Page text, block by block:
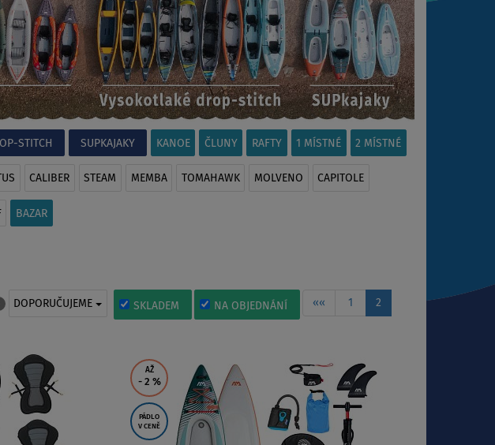
STITCH SUPKAJAKY KANOE ČLUNY RAFTY 1 MÍSTNÉ 2 MÍSTNÉ
CALIBER STEAM MEMBA TOMAHAWK MOLVENO CAPITOLE
BAZAR
«« 1 2
DOPORUČUJEME SKLADEM NA OBJEDNÁNÍ
AŽ
- 2 %
PÁDLO
V CENĚ